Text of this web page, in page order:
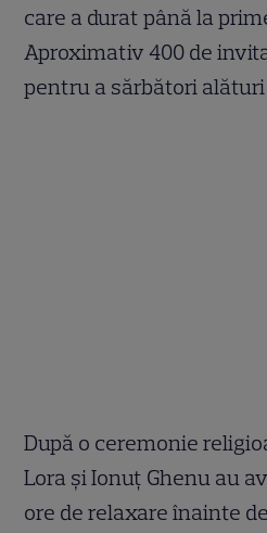
care a durat până la
Aproximativ 400 de
pentru a sărbători alături
După o ceremonie
Lora și Ionuț Ghenu au
ore de relaxare înainte